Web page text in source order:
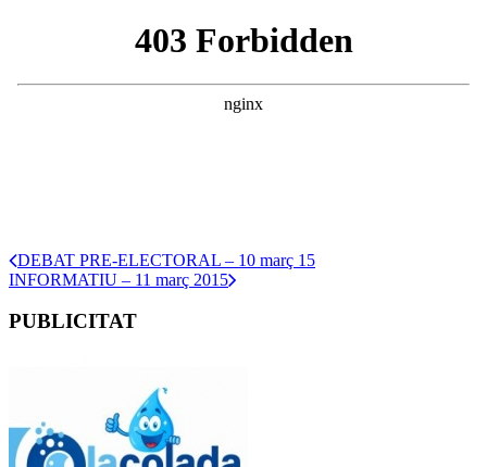
DEBAT PRE-ELECTORAL – 10 març 15
INFORMATIU – 11 març 2015
PUBLICITAT